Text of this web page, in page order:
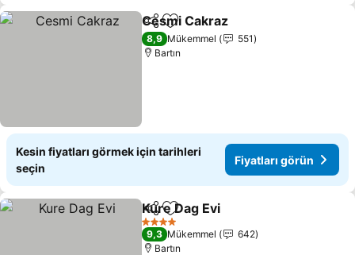
PaylaşFavorilerime ekle
Cesmi Cakraz
8,9 Mükemmel
551
Bartın
Kesin fiyatları görmek için tarihleri
seçin
Fiyatları görün
PaylaşFavorilerime ekle
Kure Dag Evi
4 Yıldız
9,3 Mükemmel
642
Bartın